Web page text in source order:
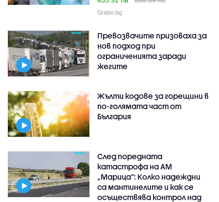
Grabo.bg
Превозвачите призоваха за
нов подход при
ограниченията заради
жегите
Жълти кодове за горещини в
по-голямата част от
България
След поредната
катастрофа на АМ
„Марица”: Колко надеждни
са мантинелите и как се
осъществява контрол над